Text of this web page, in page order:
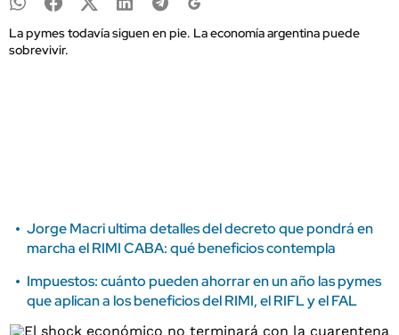
La pymes todavía siguen en pie. La economía argentina puede
sobrevivir.
Jorge Macri ultima detalles del decreto que pondrá en
marcha el RIMI CABA: qué beneficios contempla
Impuestos: cuánto pueden ahorrar en un año las pymes
que aplican a los beneficios del RIMI, el RIFL y el FAL